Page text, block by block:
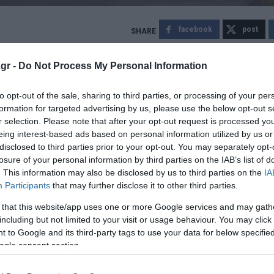
- Do Not Process My Personal Information
opt-out of the sale, sharing to third parties, or processing of your
for targeted advertising by us, please use the below opt-out
selection. Please note that after your opt-out request is processed
interest-based ads based on personal information utilized by us
to third parties prior to your opt-out. You may separately
of your personal information by third parties on the IAB’s list of
This information may also be disclosed by us to third parties on the
Participants that may further disclose it to other third parties.
that this website/app uses one or more Google services and may
but not limited to your visit or usage behaviour. You may
to Google and its third-party tags to use your data for below
consent section.
facebook post
που εκδηλώθηκε σε αυτοκίνητο στο Μενίδι. Ένα
να θέσουν υπό έλεγχο τη φωτιά, καθώς
μετά από φωτιά
τέσσερα ηλικιωμένα αδέρφια
Lykavitos.gr στο Google News